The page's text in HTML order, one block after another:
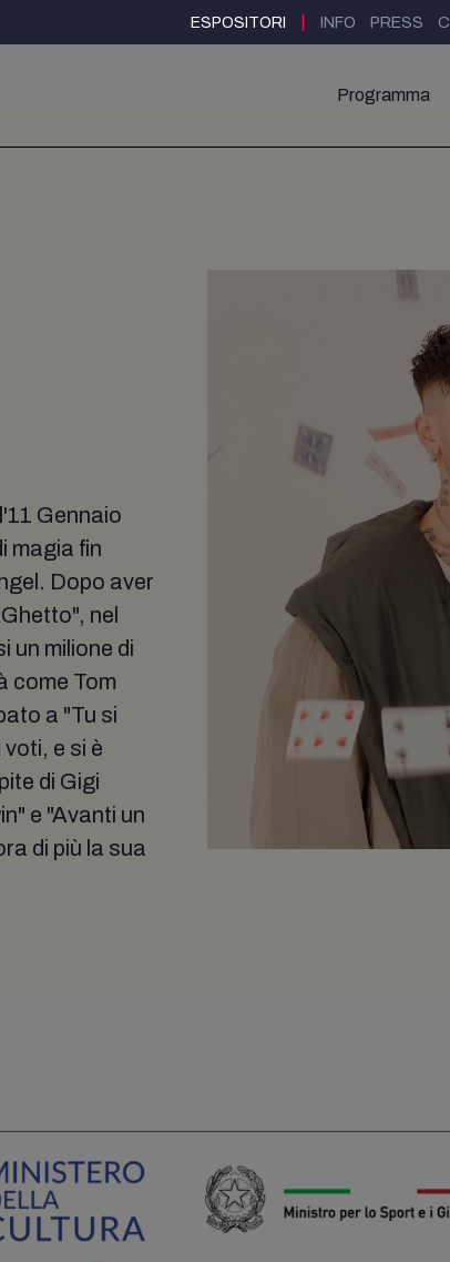
ESPOSITORI INFO PRESS
Programma
Gennaio
magia fin
Dopo aver
nel
un milione di
come Tom
a "Tu si
e si è
di Gigi
e "Avanti un
di più la sua